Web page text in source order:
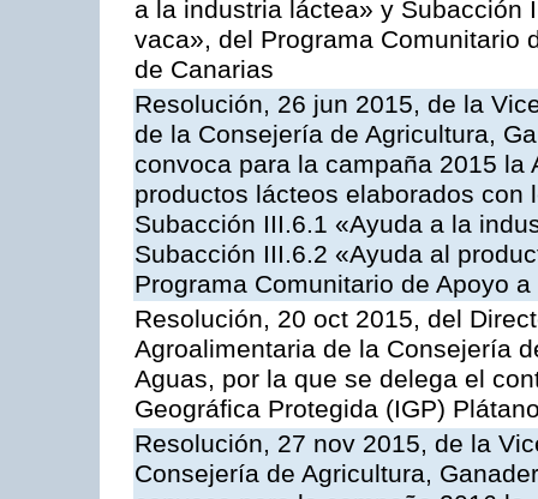
a la industria láctea» y Subacción
vaca», del Programa Comunitario
de Canarias
Resolución, 26 jun 2015, de la
de la Consejería de Agricultura,
convoca para la campaña 2015
productos lácteos elaborados
Subacción III.6.1 «Ayuda a la
Subacción III.6.2 «Ayuda al
Programa Comunitario de Apoyo
Resolución, 20 oct 2015, del
Agroalimentaria de la Consejería
Aguas, por la que se delega el
Geográfica Protegida (IGP)
Resolución, 27 nov 2015, de la
Consejería de Agricultura,